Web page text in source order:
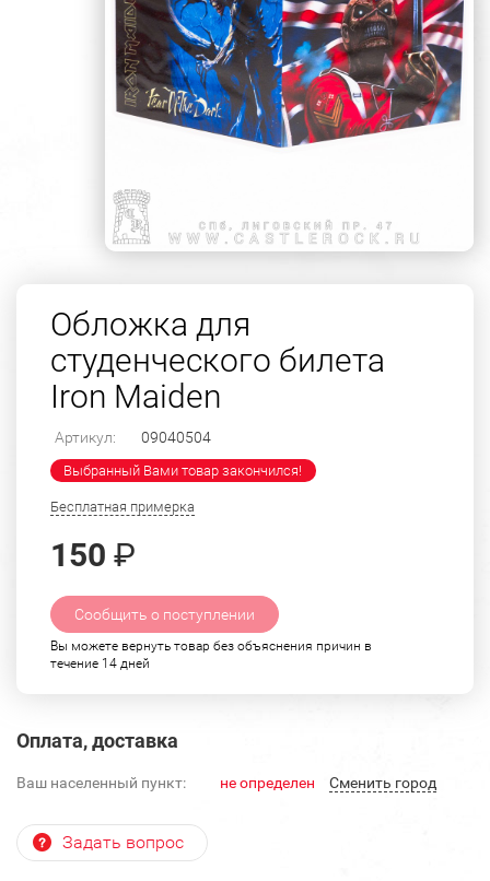
Обложка для
студенческого билета
Iron Maiden
Артикул: 09040504
Выбранный Вами товар закончился!
Бесплатная примерка
150 ₽
Сообщить о поступлении
Вы можете вернуть товар без объяснения причин в
течение 14 дней
Оплата, доставка
Ваш населенный пункт: не определен Cменить город
Задать вопрос